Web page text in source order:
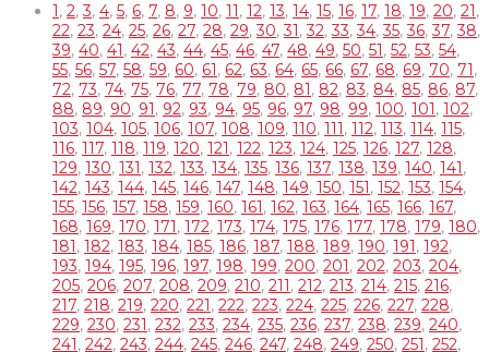
1, 2,3, 4, 5, 6, 7, 8, 9, 10, 11, 12, 13, 14, 15, 16, 17, 18, 19, 20, 21,
22, 23, 24, 25, 26, 27, 28, 29,30,31,32,33,34,35,36,37,38,
39, 40, 41, 42, 43, 44, 45, 46, 47, 48, 49, 50, 51, 52, 53, 54,
55, 56, 57, 58, 59, 60, 61, 62, 63, 64, 65, 66, 67, 68, 69, 70, 71,
72, 73, 74, 75, 76, 77, 78, 79, 80, 81, 82, 83, 84, 85, 86, 87,
88, 89, 90, 91, 92, 93, 94, 95, 96, 97, 98, 99, 100, 101, 102,
103, 104, 105, 106, 107, 108, 109, 110, 111, 112, 113, 114, 115,
116, 117, 118, 119, 120, 121, 122, 123, 124, 125, 126, 127, 128,
129, 130, 131, 132, 133, 134, 135, 136, 137, 138, 139, 140, 141,
142, 143, 144, 145, 146, 147, 148, 149, 150, 151, 152, 153, 154,
155, 156, 157, 158, 159, 160, 161, 162, 163, 164, 165, 166, 167,
168, 169, 170, 171, 172, 173, 174, 175, 176, 177, 178, 179, 180,
181, 182, 183, 184, 185, 186, 187, 188, 189, 190, 191, 192,
193, 194, 195, 196, 197, 198, 199, 200, 201, 202, 203, 204,
205, 206, 207, 208, 209, 210, 211, 212, 213, 214, 215, 216,
217, 218, 219, 220, 221, 222, 223, 224, 225, 226, 227, 228,
229, 230, 231, 232, 233, 234, 235, 236, 237, 238, 239, 240,
241, 242, 243, 244, 245, 246, 247, 248, 249, 250, 251, 252,